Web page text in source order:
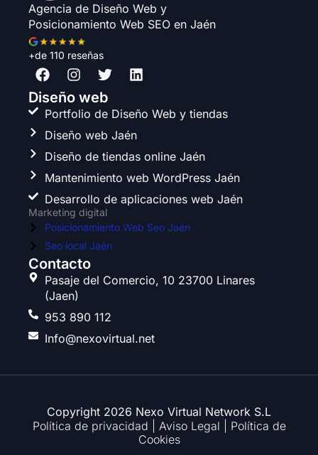
Agencia de Diseño Web y
Posicionamiento Web SEO en Jaén
+de 110 reseñas
F
a
c
e
b
o
o
k
I
n
s
t
a
g
r
a
m
T
w
i
t
t
e
r
L
i
k
e
d
i
n
Diseño web
Portfolio de Diseño Web y tiendas
Diseño web Jaén
Diseño de tiendas online Jaén
Mantenimiento web WordPress Jaén
Desarrollo de aplicaciones web Jaén
Marketing digital
Posicionamiento Web Seo Jaén
Seo local Jaén
Contacto
Pasaje del Comercio, 10 23700 Linares
(Jaen)
953 890 112
Info@nexovirtual.net
Copyright 2026 Nexo Virtual Network S.L
Política de privacidad
Aviso Legal
Política de
Cookies